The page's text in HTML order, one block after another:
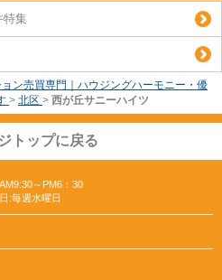
特集
ン売買専門｜ハウジングハーモニー・優
> 北区 > 西が丘サニーハイツ
トップに戻る
～PM6：30
:毎週水曜日